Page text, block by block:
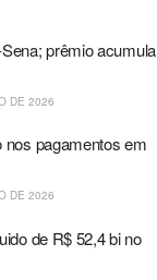
prêmio acumula
DE 2026
nos pagamentos em
DE 2026
de R$ 52,4 bi no